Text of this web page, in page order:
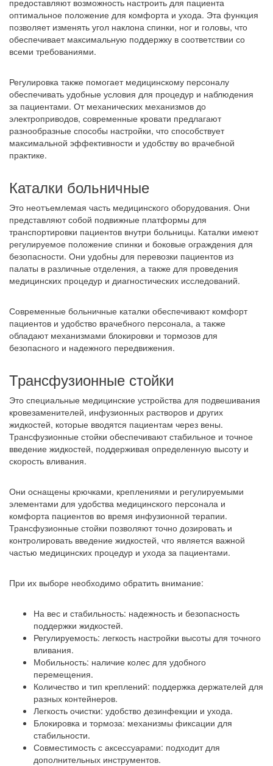
предоставляют возможность настроить для пациента
оптимальное положение для комфорта и ухода. Эта функция
позволяет изменять угол наклона спинки, ног и головы, что
обеспечивает максимальную поддержку в соответствии со
всеми требованиями.
Регулировка также помогает медицинскому персоналу
обеспечивать удобные условия для процедур и наблюдения
за пациентами. От механических механизмов до
электроприводов, современные кровати предлагают
разнообразные способы настройки, что способствует
максимальной эффективности и удобству во врачебной
практике.
Каталки больничные
Это неотъемлемая часть медицинского оборудования. Они
представляют собой подвижные платформы для
транспортировки пациентов внутри больницы. Каталки имеют
регулируемое положение спинки и боковые ограждения для
безопасности. Они удобны для перевозки пациентов из
палаты в различные отделения, а также для проведения
медицинских процедур и диагностических исследований.
Современные больничные каталки обеспечивают комфорт
пациентов и удобство врачебного персонала, а также
обладают механизмами блокировки и тормозов для
безопасного и надежного передвижения.
Трансфузионные стойки
Это специальные медицинские устройства для подвешивания
кровезаменителей, инфузионных растворов и других
жидкостей, которые вводятся пациентам через вены.
Трансфузионные стойки обеспечивают стабильное и точное
введение жидкостей, поддерживая определенную высоту и
скорость вливания.
Они оснащены крючками, креплениями и регулируемыми
элементами для удобства медицинского персонала и
комфорта пациентов во время инфузионной терапии.
Трансфузионные стойки позволяют точно дозировать и
контролировать введение жидкостей, что является важной
частью медицинских процедур и ухода за пациентами.
При их выборе необходимо обратить внимание:
На вес и стабильность: надежность и безопасность
поддержки жидкостей.
Регулируемость: легкость настройки высоты для точного
вливания.
Мобильность: наличие колес для удобного
перемещения.
Количество и тип креплений: поддержка держателей для
разных контейнеров.
Легкость очистки: удобство дезинфекции и ухода.
Блокировка и тормоза: механизмы фиксации для
стабильности.
Совместимость с аксессуарами: подходит для
дополнительных инструментов.